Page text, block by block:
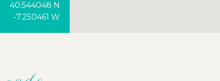
40.544048 N
-7.250461 W